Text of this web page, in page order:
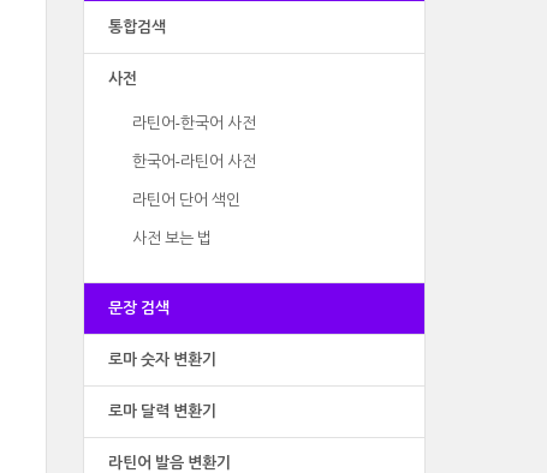
통합검색
사전
라틴어-한국어 사전
한국어-라틴어 사전
라틴어 단어 색인
사전 보는 법
문장 검색
로마 숫자 변환기
로마 달력 변환기
라틴어 발음 변환기